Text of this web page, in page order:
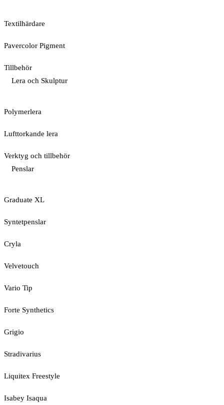
Textilhärdare
Pavercolor Pigment
Tillbehör
Lera och Skulptur
Polymerlera
Lufttorkande lera
Verktyg och tillbehör
Penslar
Graduate XL
Syntetpenslar
Cryla
Velvetouch
Vario Tip
Forte Synthetics
Grigio
Stradivarius
Liquitex Freestyle
Isabey Isaqua